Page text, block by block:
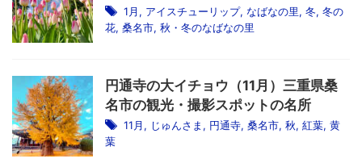
1月, アイスチューリップ, なばなの里, 冬, 冬の
花, 桑名市, 秋・冬のなばなの里
円通寺の大イチョウ（11月）三重県桑
名市の観光・撮影スポットの名所
11月, じゅんさま , 円通寺, 桑名市, 秋, 紅葉, 黄
葉